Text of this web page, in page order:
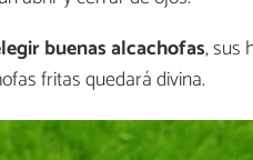
buenas alcachofas, sus
fritas quedará divina.